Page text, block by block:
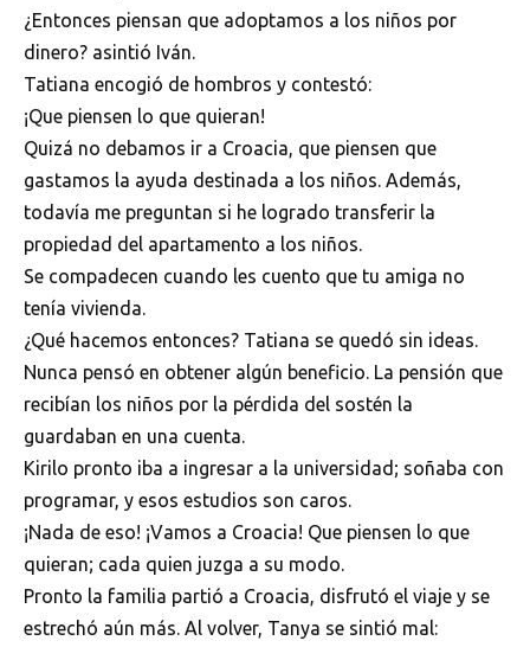
¿Entonces piensan que adoptamos a los niños por
dinero? asintió Iván.
Tatiana encogió de hombros y contestó:
¡Que piensen lo que quieran!
Quizá no debamos ir a Croacia, que piensen que
gastamos la ayuda destinada a los niños. Además,
todavía me preguntan si he logrado transferir la
propiedad del apartamento a los niños.
Se compadecen cuando les cuento que tu amiga no
tenía vivienda.
¿Qué hacemos entonces? Tatiana se quedó sin ideas.
Nunca pensó en obtener algún beneficio. La pensión que
recibían los niños por la pérdida del sostén la
guardaban en una cuenta.
Kirilo pronto iba a ingresar a la universidad; soñaba con
programar, y esos estudios son caros.
¡Nada de eso! ¡Vamos a Croacia! Que piensen lo que
quieran; cada quien juzga a su modo.
Pronto la familia partió a Croacia, disfrutó el viaje y se
estrechó aún más. Al volver, Tanya se sintió mal: